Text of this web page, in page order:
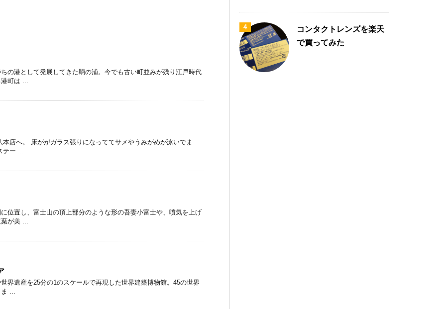
の港として発展してきた鞆の浦。今でも古い町並みが残り江戸時代
町は ...
店へ。 床ががガラス張りになっててサメやうみがめが泳いでま
テー ...
位置し、富士山の頂上部分のような形の吾妻小富士や、噴気を上げ
が美 ...
界遺産を25分の1のスケールで再現した世界建築博物館。45の世界
...
4
コンタクトレンズを楽天
で買ってみた